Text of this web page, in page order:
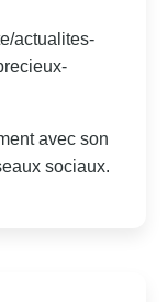
actualites-
avec son
sociaux.